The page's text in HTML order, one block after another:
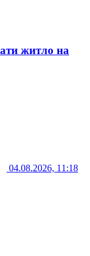
житло на
04.08.2026, 11:18